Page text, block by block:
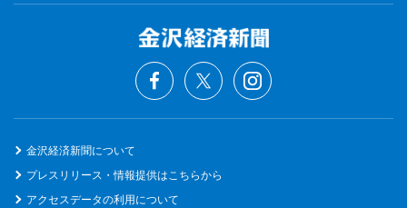
金沢経済新聞について
プレスリリース・情報提供はこちらから
アクセスデータの利用について